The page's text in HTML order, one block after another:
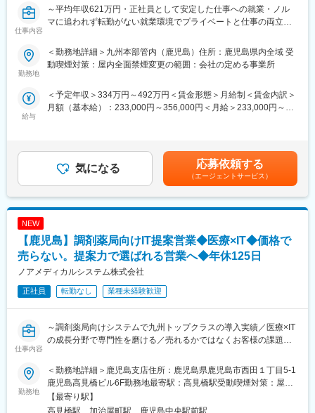
仕事内容
～平均年収621万円・正社員として安定した仕事への就業・ノル
マに追われず転勤がない就業環境でプライベートと仕事の両立が
■業務概要
ご契約先に設置された防犯センサーが異常を検知した際や、火災
信号、救急信号を受信した際に、コントロールセンターの指示で
被害の拡大防止や未然の防止が目的のため危険を冒すことはござ
いません。
■業務詳細
・駆け付け対処：個人宅やATM、交通事故現場へ駆けつけての一
・保守点検：センサーや電池の交換。
・その他：緊急対処、巡回、警備強化の提案等
■セコムで働く魅力
★評価制度※平均年収621万
資格級や年齢により毎年昇給のチャンスがあります。自身の頑張
★プライベートと両立
年間を通して自由な時期に取得できる柔軟な休暇制度「フレック
イフスタイルに合わせた幅広い働き方と長期就業が可能です。
★キャリアステップ
入社後は「警備職、営業職、事務職」などでそれぞれのキャリア
勤務地
＜勤務地詳細＞九州本部管内（鹿児島）住所：鹿児島県内全域 受
動喫煙対策：屋内全面禁煙変更の範囲：会社の定める事業所
給与
＜予定年収＞334万円～492万円＜賃金形態＞月給制＜賃金内訳＞
月額（基本給）：233,000円～356,000円＜月給＞233,000円～
気になる 応募依頼する
（エージェントサービス）
NEW
【鹿児島】調剤薬局向けIT提案営業◆医療×IT◆価格で
売らない。提案力で選ばれる営業へ◆年休125日
ノアメディカルシステム株式会社
正社員 転勤なし 業種未経験歓迎
仕事内容
～調剤薬局向けシステムで九州トップクラスの導入実績／医療×IT
の成長分野で専門性を磨ける／売れるかではなくお客様の課題に
◎ 顧客の課題に深く入り込む提案がしたい
◎ 法人・無形商材・IT営業の経験を積みたい
◎ 将来性のある業界（医療×IT）で腰を据えて働きたい
勤務地
＜勤務地詳細＞鹿児島支店住所：鹿児島県鹿児島市西田１丁目5-1
鹿児島高見橋ビル6F勤務地最寄駅：高見橋駅受動喫煙対策：屋内
全面禁煙変更の範囲：会社の定める事業所
【最寄り駅】
高見橋駅、加治屋町駅、鹿児島中央駅前駅